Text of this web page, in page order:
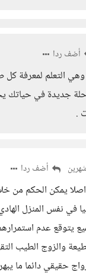
أضف ردا
التعلم لمعرفة كل
جديدة في حياتك
.
أضف ردا
يمكن الحكم من
في نفس المنزل
يتوقع عدم
والزوج
حقيقي دائما ما